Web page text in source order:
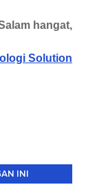
hangat,
Solution
INI